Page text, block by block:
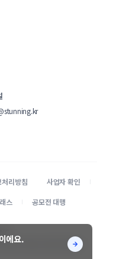
리방침
사업자 확인
스 공모전 대행
단으로 수집되는 것을 거부합니다.
에요.